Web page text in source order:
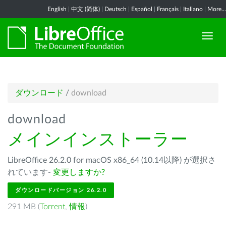
English 中文 (简体) Deutsch Español Français Italiano More...
ダウンロード / download
download
メインインストーラー
LibreOffice 26.2.0 for macOS x86_64 (10.14以降) が選択さ
れています- 変更しますか?
ダウンロードバージョン 26.2.0
291 MB (Torrent,情報)